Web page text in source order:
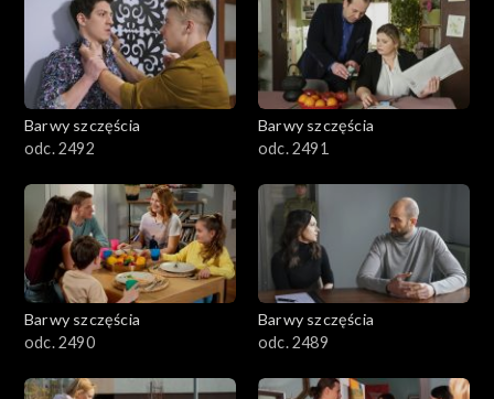
1801–1900
1701–1800
1601–1700
1501–1600
1401–1500
1301–1400
Barwy szczęścia
odc. 2492
Barwy szczęścia
odc. 2491
Barwy szczęścia
odc. 2490
Barwy szczęścia
odc. 2489